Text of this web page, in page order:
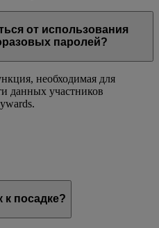
от использования
паролей?
необходимая для
данных участников
к посадке?